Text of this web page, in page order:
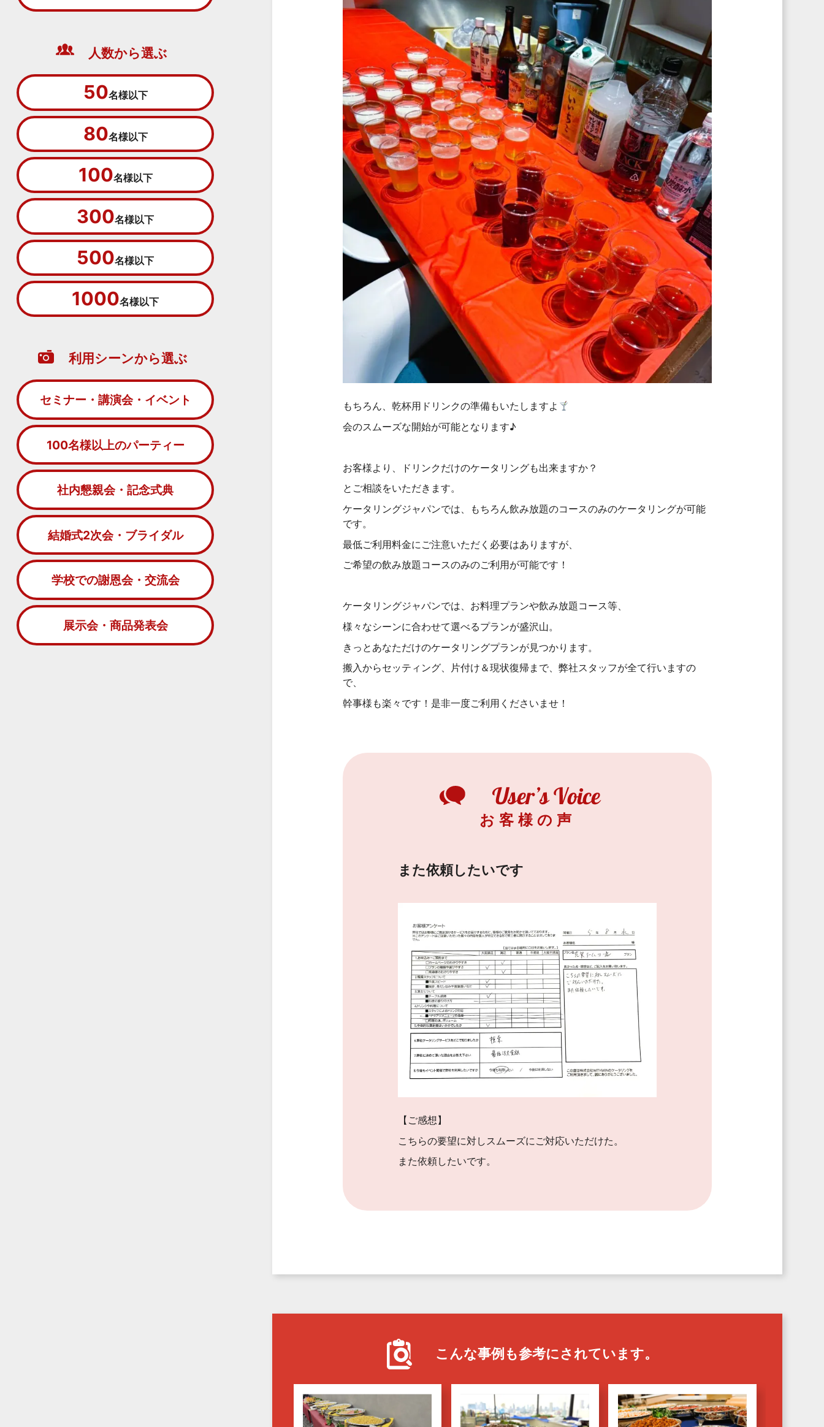
もちろん、乾杯用ドリンクの準備もいたしますよ
会のスムーズな開始が可能となります♪
お客様より、ドリンクだけのケータリングも出来ますか？
とご相談をいただきます。
ケータリングジャパンでは、もちろん飲み放題のコースのみのケータリングが可能
です。
最低ご利用料金にご注意いただく必要はありますが、
ご希望の飲み放題コースのみのご利用が可能です！
ケータリングジャパンでは、お料理プランや飲み放題コース等、
様々なシーンに合わせて選べるプランが盛沢山。
きっとあなただけのケータリングプランが見つかります。
搬入からセッティング、片付け＆現状復帰まで、弊社スタッフが全て行いますの
で、
幹事様も楽々です！是非一度ご利用くださいませ！
お客様の声
また依頼したいです
【ご感想】
こちらの要望に対しスムーズにご対応いただけた。
また依頼したいです。
こんな事例も参考にされています。
人数から選ぶ
50名様以下
80名様以下
100名様以下
300名様以下
500名様以下
1000名様以下
利用シーンから選ぶ
セミナー・講演会・イベント
100名様以上のパーティー
社内懇親会・記念式典
結婚式2次会・ブライダル
学校での謝恩会・交流会
展示会・商品発表会